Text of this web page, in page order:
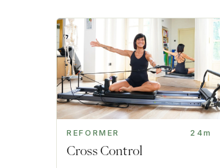
REFORMER 24m
Cross Control